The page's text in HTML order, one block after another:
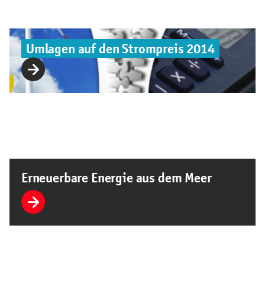
Umlagen auf den Strompreis 2014
Erneuerbare Energie aus dem Meer